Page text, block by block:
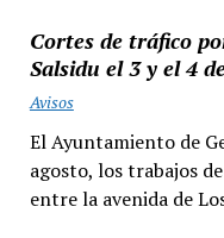
Cortes de tráfico
Salsidu el 3 y el 4
Avisos
El Ayuntamiento de
agosto, los trabajos
entre la avenida de